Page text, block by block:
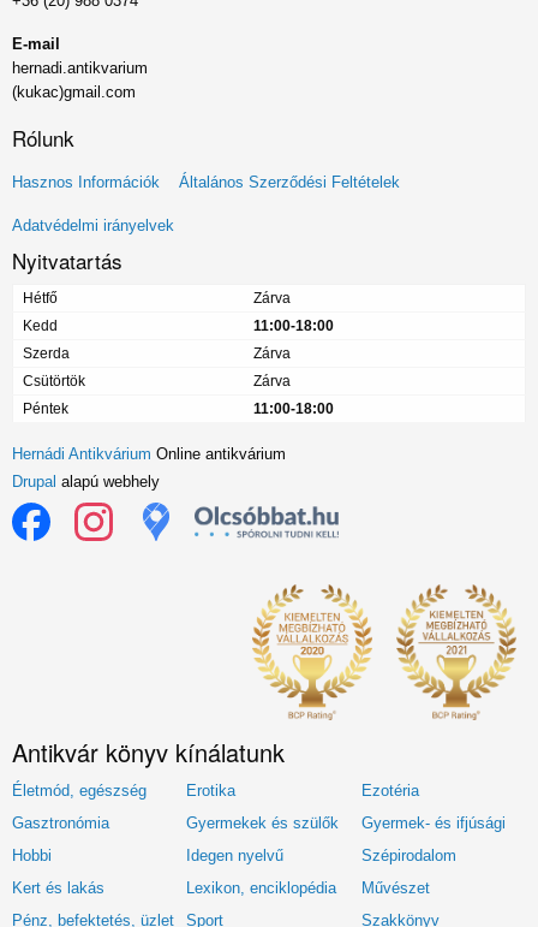
E-mail
hernadi.antikvarium
(kukac)gmail.com
Rólunk
Lábléc
menü
Hasznos Információk Általános Szerződési Feltételek
Adatvédelmi irányelvek
Nyitvatartás
Hétfő
Zárva
Kedd
11:00-18:00
Szerda
Zárva
Csütörtök
Zárva
Péntek
11:00-18:00
Hernádi Antikvárium Online antikvárium
Drupal alapú webhely
Antikvár könyv kínálatunk
Életmód, egészség Erotika
Ezotéria
Gasztronómia
Gyermekek és szülők
Gyermek- és ifjúsági
Hobbi
Idegen nyelvű
Szépirodalom
Kert és lakás
Lexikon, enciklopédia
Művészet
Pénz, befektetés, üzlet
Sport Szakkönyv